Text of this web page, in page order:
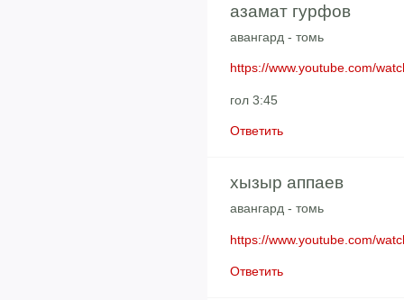
азамат гурфов
авангард - томь
https://www.youtube.com/
гол 3:45
Ответить
хызыр аппаев
авангард - томь
https://www.youtube.com/
Ответить